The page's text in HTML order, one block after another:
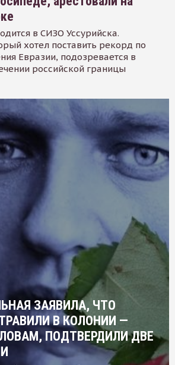
в СИЗО Уссурийска.
хотел поставить рекорд по
Евразии, подозревается в
российской границы
ЗАЯВИЛА, ЧТО
В КОЛОНИИ —
ПОДТВЕРДИЛИ ДВЕ